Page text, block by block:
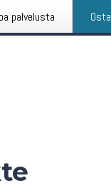
palvelusta